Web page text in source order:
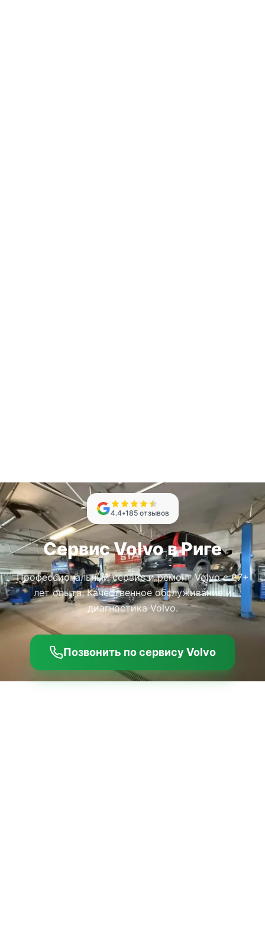
4.4•185 отзывов
Сервис Volvo в Риге
Профессиональный сервис и ремонт Volvo с 27+
лет опыта. Качественное обслуживание и
диагностика Volvo.
Позвонить по сервису Volvo